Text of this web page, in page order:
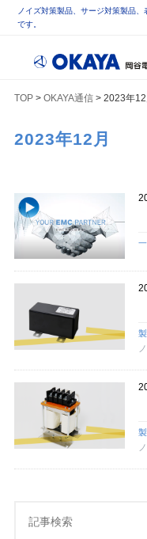
ノイズ対策製品、サージ対策製品
です。
TOP> OKAYA通信> 2023年12
2023年12月